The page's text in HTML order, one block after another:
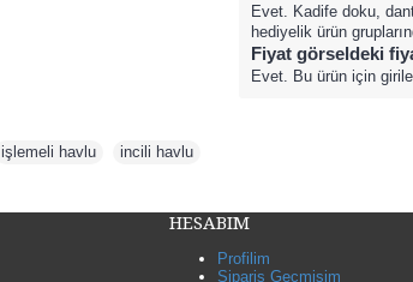
Evet. Kadife doku,
hediyelik ürün
Fiyat görseldeki
Evet. Bu ürün için
işlemeli havlu incili havlu
HESABIM
Profilim
Sipariş Geçmişim